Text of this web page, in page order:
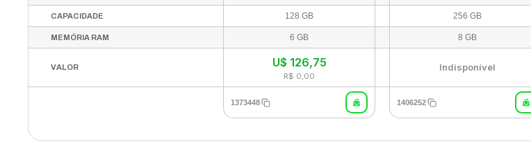
CAPACIDADE 128 GB 256 GB
MEMÓRIA RAM 6 GB 8 GB
VALOR U$ 126,75
R$ 0,00
Indisponível
1373448 1406252